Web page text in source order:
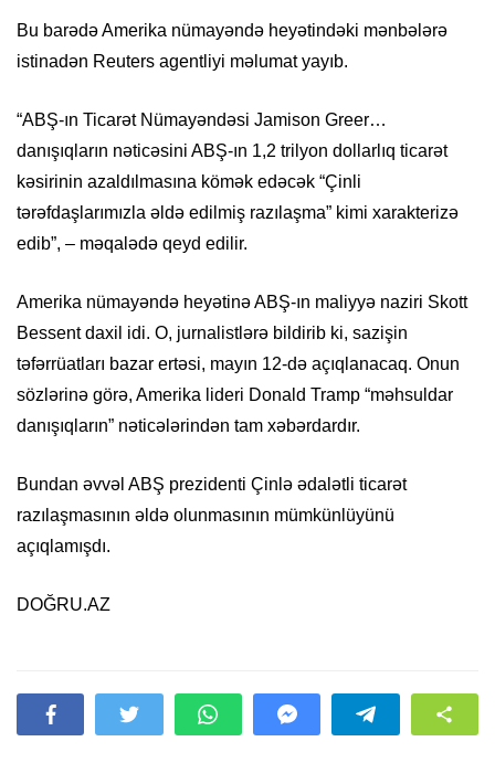
Bu barədə Amerika nümayəndə heyətindəki mənbələrə
istinadən Reuters agentliyi məlumat yayıb.
“ABŞ-ın Ticarət Nümayəndəsi Jamison Greer…
danışıqların nəticəsini ABŞ-ın 1,2 trilyon dollarlıq ticarət
kəsirinin azaldılmasına kömək edəcək “Çinli
tərəfdaşlarımızla əldə edilmiş razılaşma” kimi xarakterizə
edib”, – məqalədə qeyd edilir.
Amerika nümayəndə heyətinə ABŞ-ın maliyyə naziri Skott
Bessent daxil idi. O, jurnalistlərə bildirib ki, sazişin
təfərrüatları bazar ertəsi, mayın 12-də açıqlanacaq. Onun
sözlərinə görə, Amerika lideri Donald Tramp “məhsuldar
danışıqların” nəticələrindən tam xəbərdardır.
Bundan əvvəl ABŞ prezidenti Çinlə ədalətli ticarət
razılaşmasının əldə olunmasının mümkünlüyünü
açıqlamışdı.
DOĞRU.AZ